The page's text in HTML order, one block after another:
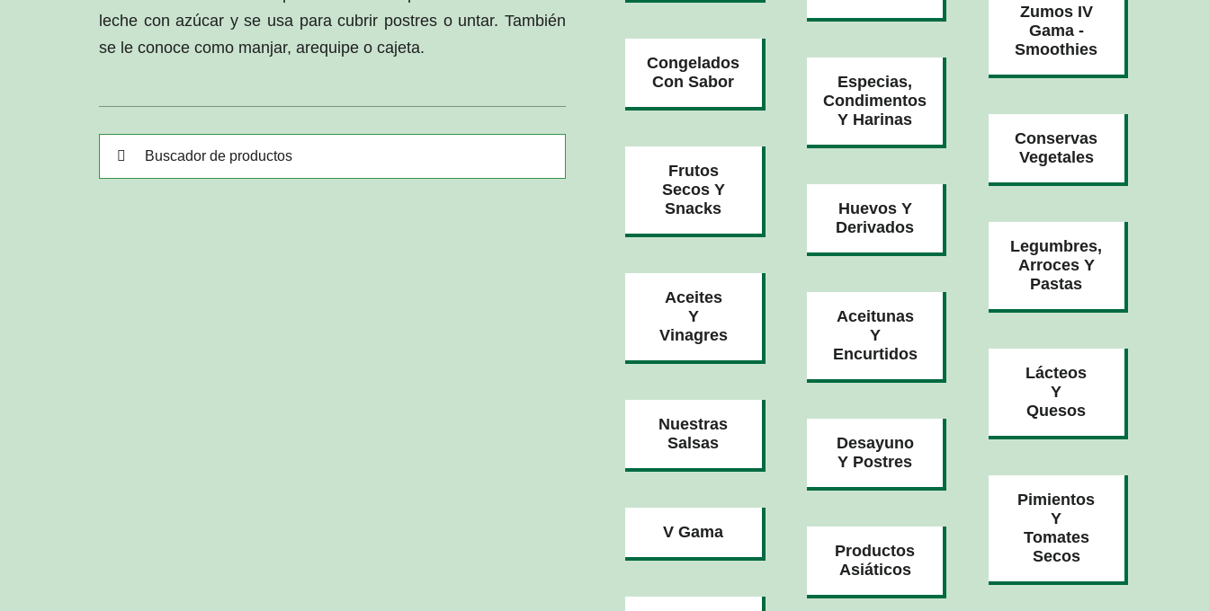
leche con azúcar y se usa para cubrir postres o untar. También
se le conoce como manjar, arequipe o cajeta.
Buscar:
Congelados
Con Sabor
Frutos
Secos Y
Snacks
Aceites
Y
Vinagres
Nuestras
Salsas
V Gama
Especias,
Condimentos
Y Harinas
Huevos Y
Derivados
Aceitunas
Y
Encurtidos
Desayuno
Y Postres
Productos
Asiáticos
Zumos IV
Gama -
Smoothies
Conservas
Vegetales
Legumbres,
Arroces Y
Pastas
Lácteos
Y
Quesos
Pimientos
Y
Tomates
Secos